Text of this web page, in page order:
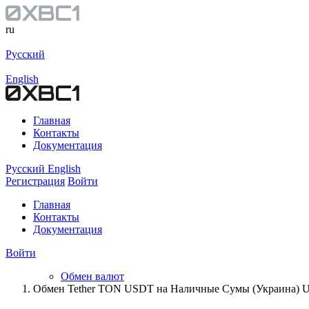
ru
Русский
English
Главная
Контакты
Документация
Русский English
Регистрация Войти
Главная
Контакты
Документация
Войти
Обмен валют
Обмен Tether TON USDT на Наличные Сумы (Украина)